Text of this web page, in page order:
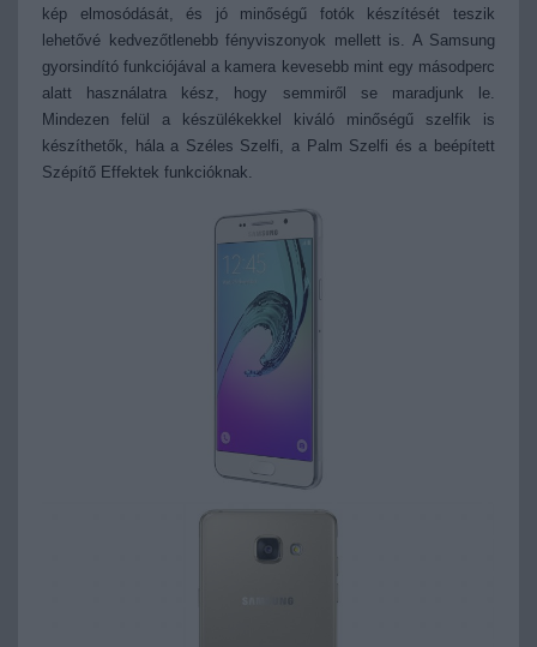
kép elmosódását, és jó minőségű fotók készítését teszik
lehetővé kedvezőtlenebb fényviszonyok mellett is. A Samsung
gyorsindító funkciójával a kamera kevesebb mint egy másodperc
alatt használatra kész, hogy semmiről se maradjunk le.
Mindezen felül a készülékekkel kiváló minőségű szelfik is
készíthetők, hála a Széles Szelfi, a Palm Szelfi és a beépített
Szépítő Effektek funkcióknak.